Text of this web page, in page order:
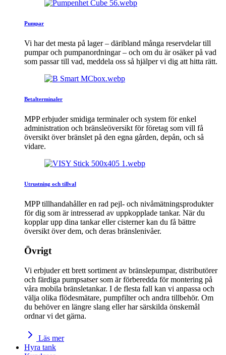
Pumpar
Vi har det mesta på lager – däribland många reservdelar till
pumpar och pumpanordningar – och om du är osäker på vad
som passar till vad, meddela oss så hjälper vi dig att hitta rätt.
Betalterminaler
MPP erbjuder smidiga terminaler och system för enkel
administration och bränsleöversikt för företag som vill få
översikt över bränslet på den egna gården, depån, och så
vidare.
Utrustning och tillval
MPP tillhandahåller en rad pejl- och nivåmätningsprodukter
för dig som är intresserad av uppkopplade tankar. När du
kopplar upp dina tankar eller cisterner kan du få bättre
översikt över dem, och deras bränslenivåer.
Övrigt
Vi erbjuder ett brett sortiment av bränslepumpar, distributörer
och färdiga pumpsatser som är förberedda för montering på
våra mobila bränsletankar. I de flesta fall kan vi anpassa och
välja olika flödesmätare, pumpfilter och andra tillbehör. Om
du behöver en längre slang eller har särskilda önskemål
ordnar vi det gärna.
Läs mer
Hyra tank